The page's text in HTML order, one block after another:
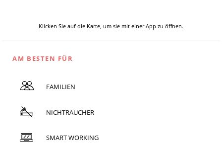
Klicken Sie auf die Karte, um sie mit einer App zu öffnen.
AM BESTEN FÜR
FAMILIEN
NICHTRAUCHER
SMART WORKING